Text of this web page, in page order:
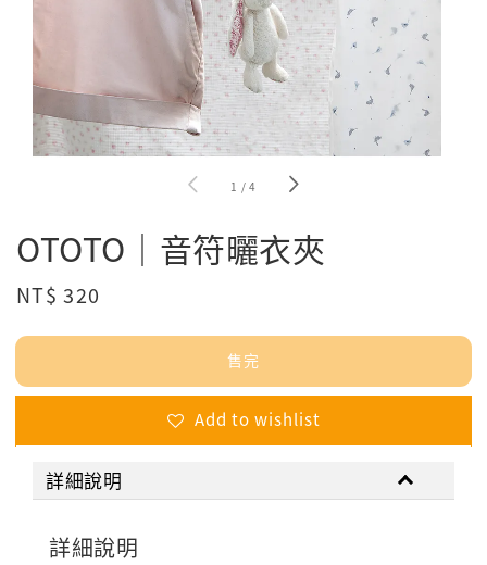
1 /4
OTOTO｜音符曬衣夾
Regular
NT$ 320
售完
Add to wishlist
詳細說明
詳細說明